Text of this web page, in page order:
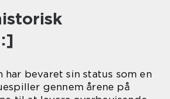
har bevaret sin status som en
gennem årene på